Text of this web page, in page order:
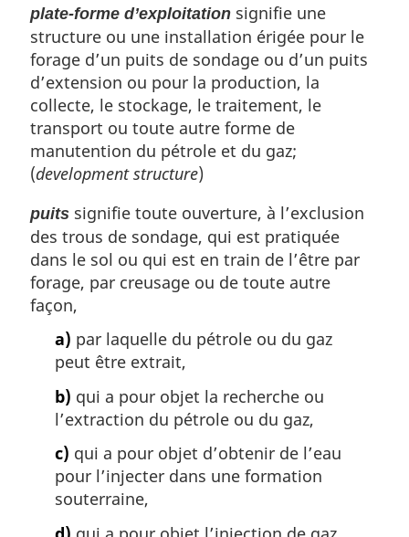
plate-forme d’exploitation signifie une
structure ou une installation érigée pour le
forage d’un puits de sondage ou d’un puits
d’extension ou pour la production, la
collecte, le stockage, le traitement, le
transport ou toute autre forme de
manutention du pétrole et du gaz;
(development structure)
puits signifie toute ouverture, à l’exclusion
des trous de sondage, qui est pratiquée
dans le sol ou qui est en train de l’être par
forage, par creusage ou de toute autre
façon,
a) par laquelle du pétrole ou du gaz
peut être extrait,
b) qui a pour objet la recherche ou
l’extraction du pétrole ou du gaz,
c) qui a pour objet d’obtenir de l’eau
pour l’injecter dans une formation
souterraine,